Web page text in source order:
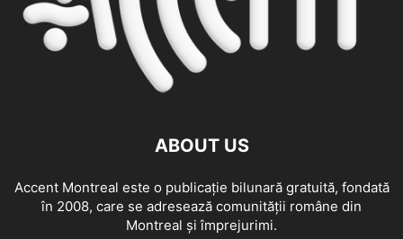
ABOUT US
Accent Montreal este o publicație bilunară gratuită, fondată
în 2008, care se adresează comunităţii române din
Montreal şi împrejurimi.